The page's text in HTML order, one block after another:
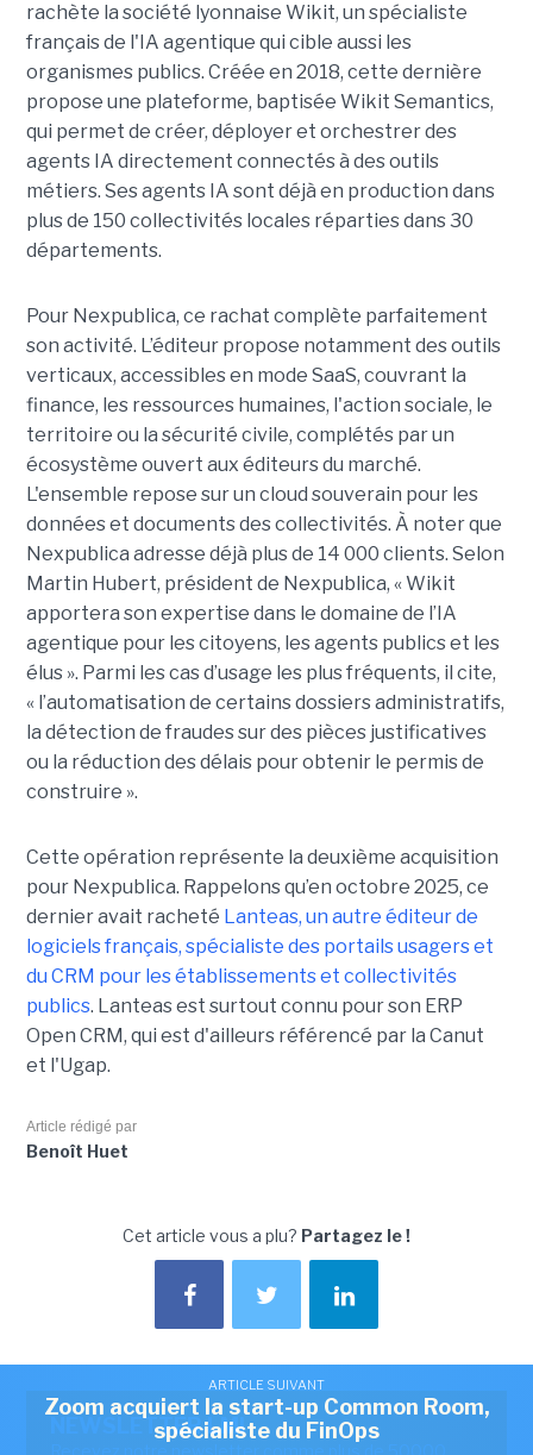
rachète la société lyonnaise Wikit, un spécialiste
français de l'IA agentique qui cible aussi les
organismes publics. Créée en 2018, cette dernière
propose une plateforme, baptisée Wikit Semantics,
qui permet de créer, déployer et orchestrer des
agents IA directement connectés à des outils
métiers. Ses agents IA sont déjà en production dans
plus de 150 collectivités locales réparties dans 30
départements.
Pour Nexpublica, ce rachat complète parfaitement
son activité. L’éditeur propose notamment des outils
verticaux, accessibles en mode SaaS, couvrant la
finance, les ressources humaines, l'action sociale, le
territoire ou la sécurité civile, complétés par un
écosystème ouvert aux éditeurs du marché.
L'ensemble repose sur un cloud souverain pour les
données et documents des collectivités. À noter que
Nexpublica adresse déjà plus de 14 000 clients. Selon
Martin Hubert, président de Nexpublica, « Wikit
apportera son expertise dans le domaine de l’IA
agentique pour les citoyens, les agents publics et les
élus ». Parmi les cas d’usage les plus fréquents, il cite,
« l’automatisation de certains dossiers administratifs,
la détection de fraudes sur des pièces justificatives
ou la réduction des délais pour obtenir le permis de
construire ».
Cette opération représente la deuxième acquisition
pour Nexpublica. Rappelons qu’en octobre 2025, ce
dernier avait racheté Lanteas, un autre éditeur de
logiciels français, spécialiste des portails usagers et
du CRM pour les établissements et collectivités
publics. Lanteas est surtout connu pour son ERP
Open CRM, qui est d'ailleurs référencé par la Canut
et l'Ugap.
Article rédigé par
Benoît Huet
Cet article vous a plu? Partagez le !
NEWSLETTER LMI
ARTICLE SUIVANT
Zoom acquiert la start-up Common Room,
spécialiste du FinOps